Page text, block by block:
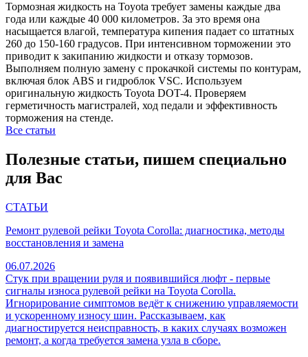
Тормозная жидкость на Toyota требует замены каждые два
года или каждые 40 000 километров. За это время она
насыщается влагой, температура кипения падает со штатных
260 до 150-160 градусов. При интенсивном торможении это
приводит к закипанию жидкости и отказу тормозов.
Выполняем полную замену с прокачкой системы по контурам,
включая блок ABS и гидроблок VSC. Используем
оригинальную жидкость Toyota DOT-4. Проверяем
герметичность магистралей, ход педали и эффективность
торможения на стенде.
Все статьи
Полезные статьи, пишем специально
для Вас
СТАТЬИ
Ремонт рулевой рейки Toyota Corolla: диагностика, методы
восстановления и замена
06.07.2026
Стук при вращении руля и появившийся люфт - первые
сигналы износа рулевой рейки на Toyota Corolla.
Игнорирование симптомов ведёт к снижению управляемости
и ускоренному износу шин. Рассказываем, как
диагностируется неисправность, в каких случаях возможен
ремонт, а когда требуется замена узла в сборе.